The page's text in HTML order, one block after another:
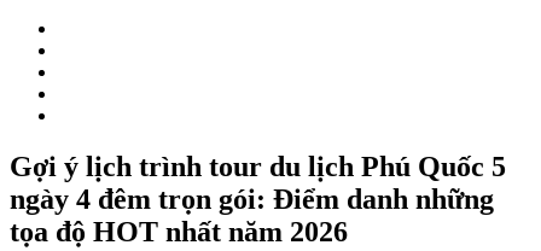
Gợi ý lịch trình tour du lịch Phú Quốc 5
ngày 4 đêm trọn gói: Điểm danh những
tọa độ HOT nhất năm 2026